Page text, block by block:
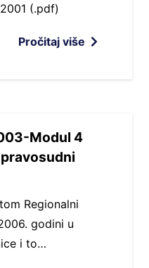
(.pdf)
Pročitaj više
Modul 4
pravosudni
Regionalni
godini u
i to…